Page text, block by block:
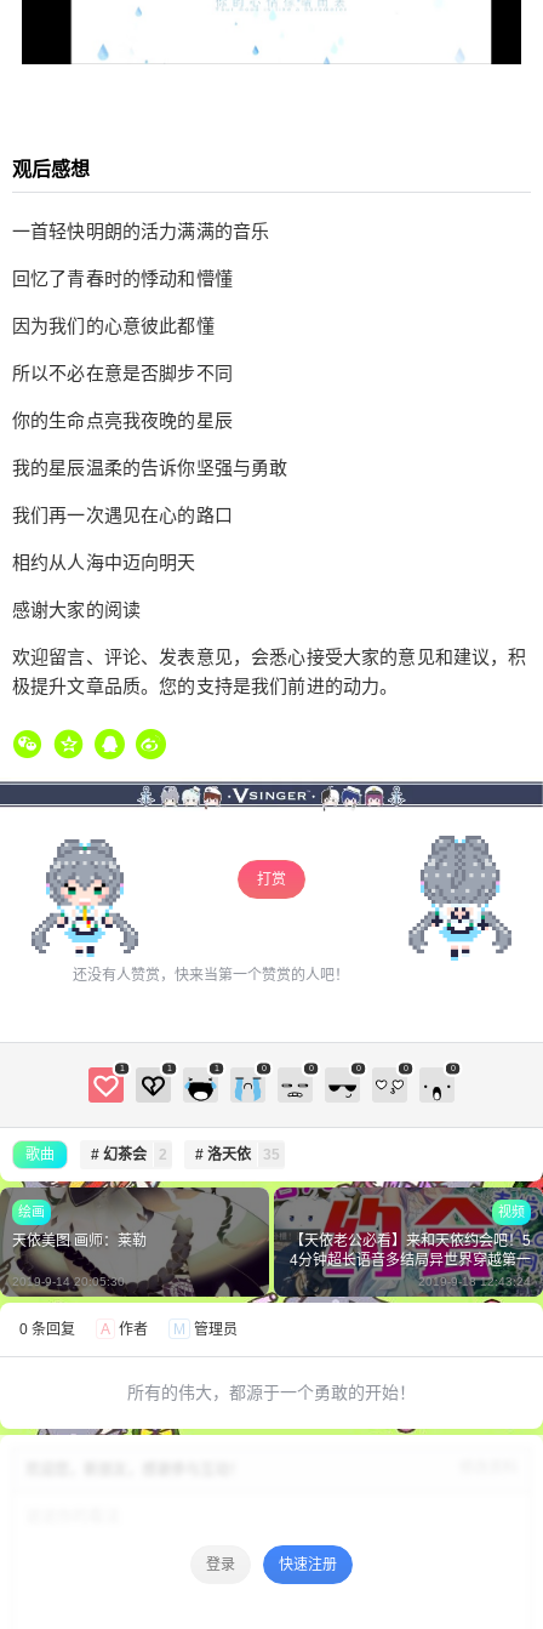
观后感想
一首轻快明朗的活力满满的音乐
回忆了青春时的悸动和懵懂
因为我们的心意彼此都懂
所以不必在意是否脚步不同
你的生命点亮我夜晚的星辰
我的星辰温柔的告诉你坚强与勇敢
我们再一次遇见在心的路口
相约从人海中迈向明天
感谢大家的阅读
欢迎留言、评论、发表意见，会悉心接受大家的意见和建议，积
极提升文章品质。您的支持是我们前进的动力。
打赏
还没有人赞赏，快来当第一个赞赏的人吧！
1 1 1 0 0 0 0 0
歌曲 # 幻茶会 2 # 洛天依 35
绘画
天依美图 画师：莱勒
2019-9-14 20:05:30
视频
【天依老公必看】来和天依约会吧！5
4分钟超长语音多结局异世界穿越第一
人称纪录旅行
2019-9-18 12:43:24
0 条回复 A 作者 M 管理员
所有的伟大，都源于一个勇敢的开始！
登录 快速注册